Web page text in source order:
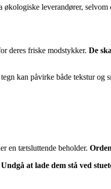
leverandører,
deres friske modstykker. De
kan påvirke både tekstur og
en tætsluttende beholder.
Undgå at lade dem stå ved